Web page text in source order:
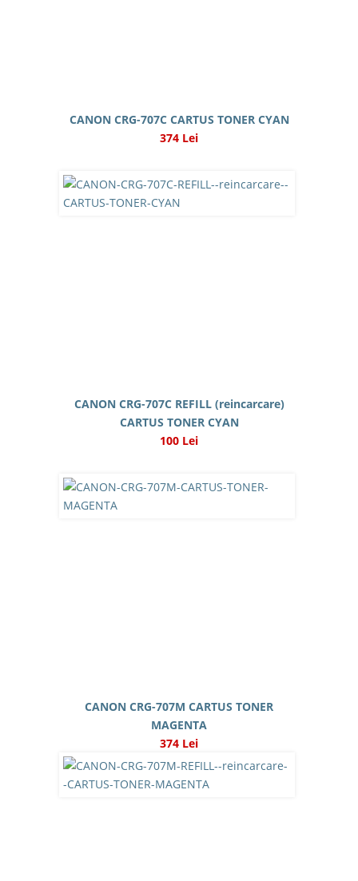
CANON CRG-707C CARTUS TONER CYAN
374 Lei
CANON CRG-707C REFILL (reincarcare)
CARTUS TONER CYAN
100 Lei
CANON CRG-707M CARTUS TONER
MAGENTA
374 Lei